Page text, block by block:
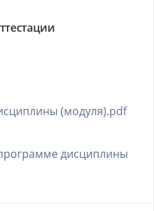
(модуля).pdf
дисциплины